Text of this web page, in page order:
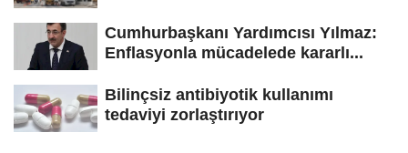
Cumhurbaşkanı Yardımcısı Yılmaz:
Enflasyonla mücadelede kararlı...
Bilinçsiz antibiyotik kullanımı
tedaviyi zorlaştırıyor